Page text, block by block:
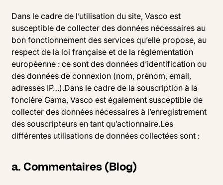
Dans le cadre de l’utilisation du site, Vasco est
susceptible de collecter des données nécessaires au
bon fonctionnement des services qu’elle propose, au
respect de la loi française et de la réglementation
européenne : ce sont des données d’identification ou
des données de connexion (nom, prénom, email,
adresses IP…).Dans le cadre de la souscription à la
foncière Gama, Vasco est également susceptible de
collecter des données nécessaires à l’enregistrement
des souscripteurs en tant qu’actionnaire.Les
différentes utilisations de données collectées sont :
a. Commentaires (Blog)